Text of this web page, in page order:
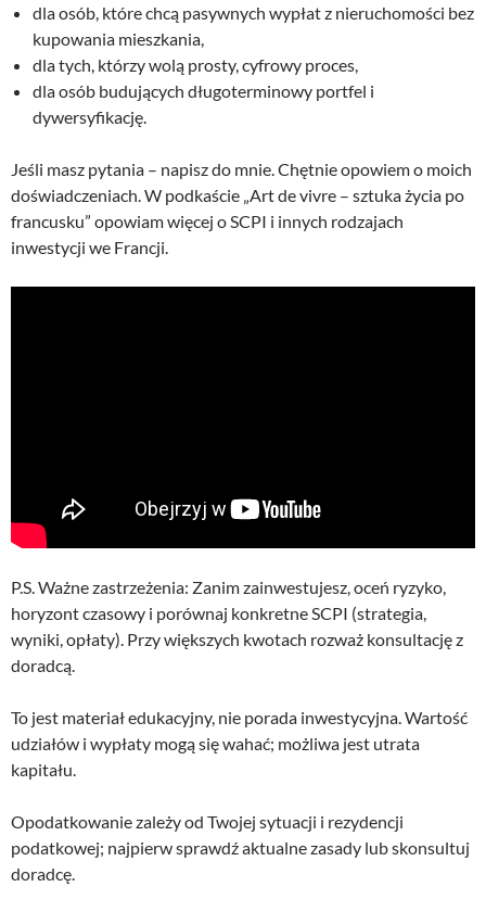
dla osób, które chcą pasywnych wypłat z nieruchomości bez
kupowania mieszkania,
dla tych, którzy wolą prosty, cyfrowy proces,
dla osób budujących długoterminowy portfel i
dywersyfikację.
Jeśli masz pytania – napisz do mnie. Chętnie opowiem o moich
doświadczeniach. W podkaście „Art de vivre – sztuka życia po
francusku” opowiam więcej o SCPI i innych rodzajach
inwestycji we Francji.
P.S. Ważne zastrzeżenia: Zanim zainwestujesz, oceń ryzyko,
horyzont czasowy i porównaj konkretne SCPI (strategia,
wyniki, opłaty). Przy większych kwotach rozważ konsultację z
doradcą.
To jest materiał edukacyjny, nie porada inwestycyjna. Wartość
udziałów i wypłaty mogą się wahać; możliwa jest utrata
kapitału.
Opodatkowanie zależy od Twojej sytuacji i rezydencji
podatkowej; najpierw sprawdź aktualne zasady lub skonsultuj
doradcę.